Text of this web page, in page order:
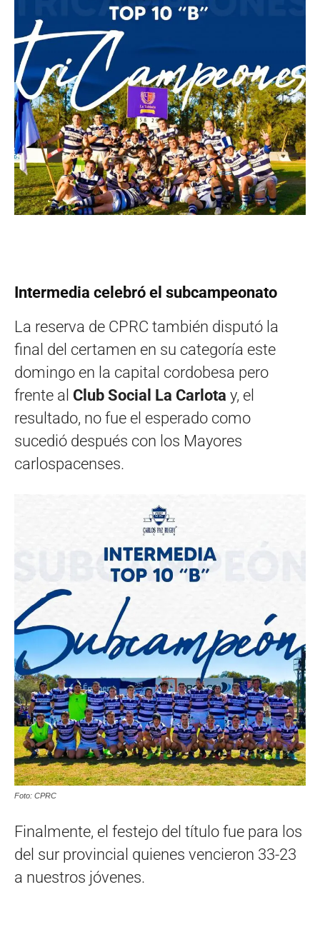
Intermedia celebró el subcampeonato
La reserva de CPRC también disputó la
final del certamen en su categoría este
domingo en la capital cordobesa pero
frente al Club Social La Carlota y, el
resultado, no fue el esperado como
sucedió después con los Mayores
carlospacenses.
Foto: CPRC
Finalmente, el festejo del título fue para los
del sur provincial quienes vencieron 33-23
a nuestros jóvenes.